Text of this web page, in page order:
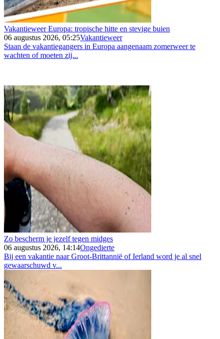
Vakantieweer Europa: tropische hitte en stevige buien
06 augustus 2026, 05:25Vakantieweer
Staan de vakantiegangers in Europa aangenaam zomerweer te
wachten of moeten zij...
Zo bescherm je jezelf tegen midges
06 augustus 2026, 14:14Ongedierte
Bij een vakantie naar Groot-Brittannië of Ierland word je al snel
gewaarschuwd v...